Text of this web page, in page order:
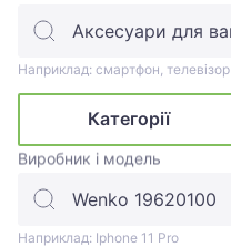
Наприклад: смартфон, телевізор
Категорії
Виробник і модель
Наприклад: Iphone 11 Pro